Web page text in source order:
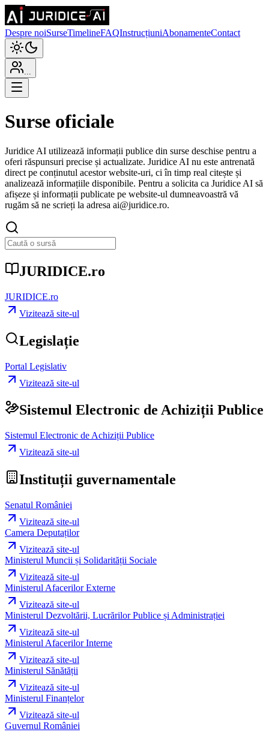
Despre noiSurseTimelineFAQInstrucțiuniAbonamenteContact
...
Surse oficiale
Juridice AI utilizează informații publice din surse deschise pentru a
oferi răspunsuri precise și actualizate. Juridice AI nu este antrenată
direct pe conținutul acestor website-uri, ci în timp real citește și
analizează informațiile disponibile. Pentru a solicita ca Juridice AI să
afișeze și informații publicate pe website-ul dumneavoastră vă
rugăm să ne scrieți la adresa ai@juridice.ro.
JURIDICE.ro
JURIDICE.ro
Vizitează site-ul
Legislație
Portal Legislativ
Vizitează site-ul
Sistemul Electronic de Achiziții Publice
Sistemul Electronic de Achiziții Publice
Vizitează site-ul
Instituții guvernamentale
Senatul României
Vizitează site-ul
Camera Deputaților
Vizitează site-ul
Ministerul Muncii și Solidarității Sociale
Vizitează site-ul
Ministerul Afacerilor Externe
Vizitează site-ul
Ministerul Dezvoltării, Lucrărilor Publice și Administrației
Vizitează site-ul
Ministerul Afacerilor Interne
Vizitează site-ul
Ministerul Sănătății
Vizitează site-ul
Ministerul Finanțelor
Vizitează site-ul
Guvernul României